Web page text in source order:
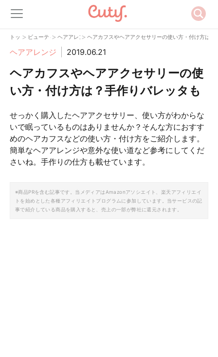
トップ
> ビューティー
> ヘアアレンジ
> ヘアカフスやヘアアクセサリーの使い方・付け方は？
ヘアアレンジ 2019.06.21
ヘアカフスやヘアアクセサリーの使
い方・付け方は？手作りバレッタも
せっかく購入したヘアアクセサリー、使い方がわからな
いで眠っているものはありませんか？そんな方におすす
めのヘアカフスなどの使い方・付け方をご紹介します。
簡単なヘアアレンジや意外な使い道など参考にしてくだ
さいね。手作りの仕方も載せています。
※商品PRを含む記事です。当メディアはAmazonアソシエイト、楽天アフィリエイ
トを始めとした各種アフィリエイトプログラムに参加しています。当サービスの記
事で紹介している商品を購入すると、売上の一部が弊社に還元されます。